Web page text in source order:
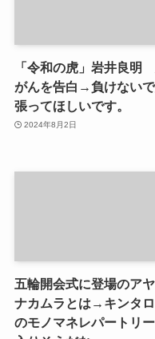
「令和の虎」岩井良明
がんを告白→負けない
張ってほしいです。
2024年8月2日
五輪開会式に登場のアヤ
ナカムラとは→キンタ
のモノマネレパートリ